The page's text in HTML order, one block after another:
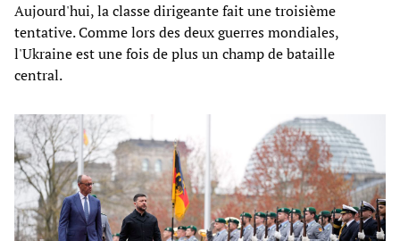
Aujourd'hui, la classe dirigeante fait une troisième
tentative. Comme lors des deux guerres mondiales,
l'Ukraine est une fois de plus un champ de bataille
central.